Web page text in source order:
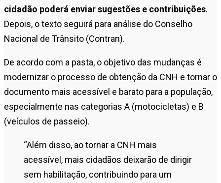
cidadão poderá enviar sugestões e contribuições.
Depois, o texto seguirá para análise do Conselho
Nacional de Trânsito (Contran).
De acordo com a pasta, o objetivo das mudanças é
modernizar o processo de obtenção da CNH e tornar o
documento mais acessível e barato para a população,
especialmente nas categorias A (motocicletas) e B
(veículos de passeio).
“Além disso, ao tornar a CNH mais
acessível, mais cidadãos deixarão de dirigir
sem habilitação, contribuindo para um